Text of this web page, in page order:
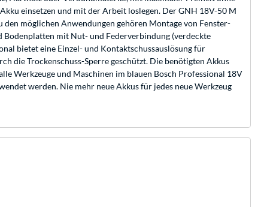
einsetzen und mit der Arbeit loslegen. Der GNH 18V-50 M
möglichen Anwendungen gehören Montage von Fenster-
Bodenplatten mit Nut- und Federverbindung (verdeckte
bietet eine Einzel- und Kontaktschussauslösung für
die Trockenschuss-Sperre geschützt. Die benötigten Akkus
Werkzeuge und Maschinen im blauen Bosch Professional 18V
werden. Nie mehr neue Akkus für jedes neue Werkzeug